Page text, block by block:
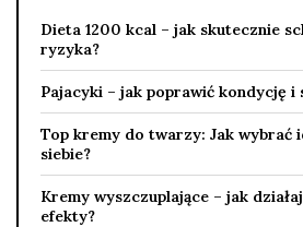
Dieta 1200 kcal – jak skutecznie
ryzyka?
Pajacyki – jak poprawić kondycję i
Top kremy do twarzy: Jak wybrać
siebie?
Kremy wyszczuplające – jak
efekty?